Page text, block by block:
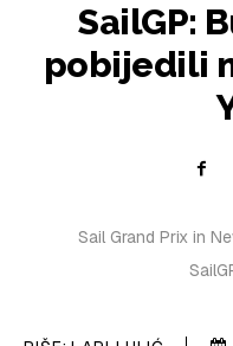
SPORT
PLOVIDBA
SailGP:
pobijedili
Sail Grand Prix in